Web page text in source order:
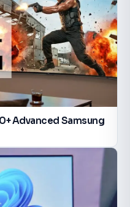
Advanced Samsung